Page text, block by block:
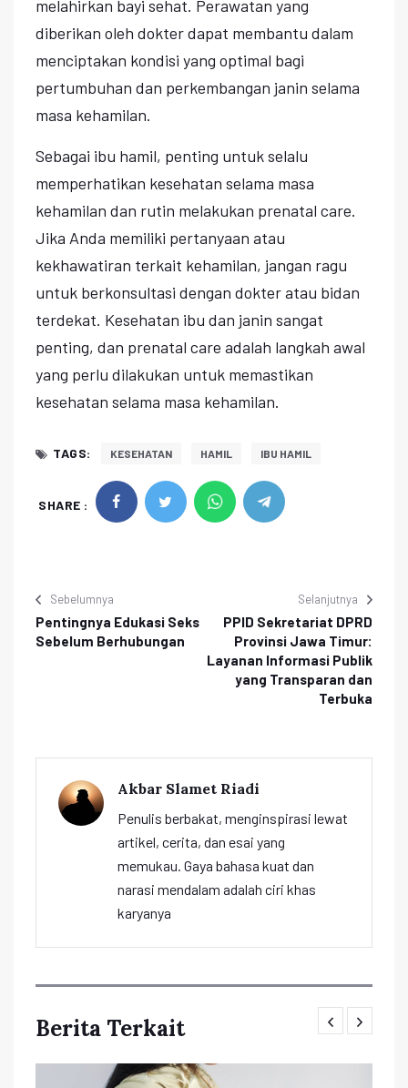
melahirkan bayi sehat. Perawatan yang
diberikan oleh dokter dapat membantu dalam
menciptakan kondisi yang optimal bagi
pertumbuhan dan perkembangan janin selama
masa kehamilan.
Sebagai ibu hamil, penting untuk selalu
memperhatikan kesehatan selama masa
kehamilan dan rutin melakukan prenatal care.
Jika Anda memiliki pertanyaan atau
kekhawatiran terkait kehamilan, jangan ragu
untuk berkonsultasi dengan dokter atau bidan
terdekat. Kesehatan ibu dan janin sangat
penting, dan prenatal care adalah langkah awal
yang perlu dilakukan untuk memastikan
kesehatan selama masa kehamilan.
TAGS: KESEHATAN HAMIL IBU HAMIL
SHARE :
Sebelumnya
Pentingnya Edukasi Seks
Sebelum Berhubungan
Selanjutnya
PPID Sekretariat DPRD
Provinsi Jawa Timur:
Layanan Informasi Publik
yang Transparan dan
Terbuka
Akbar Slamet Riadi
Penulis berbakat, menginspirasi lewat
artikel, cerita, dan esai yang
memukau. Gaya bahasa kuat dan
narasi mendalam adalah ciri khas
karyanya
Berita Terkait